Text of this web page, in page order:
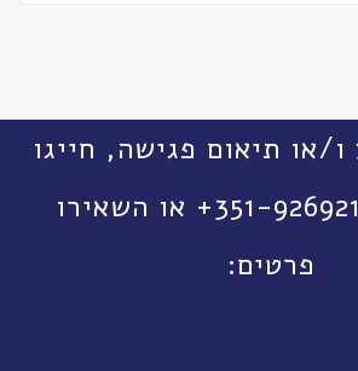
או תיאום פגישה, חייגו
אלינו 351-926921448+ או השאירו
פרטים: